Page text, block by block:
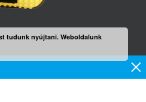
×
tudunk nyújtani. Weboldalunk